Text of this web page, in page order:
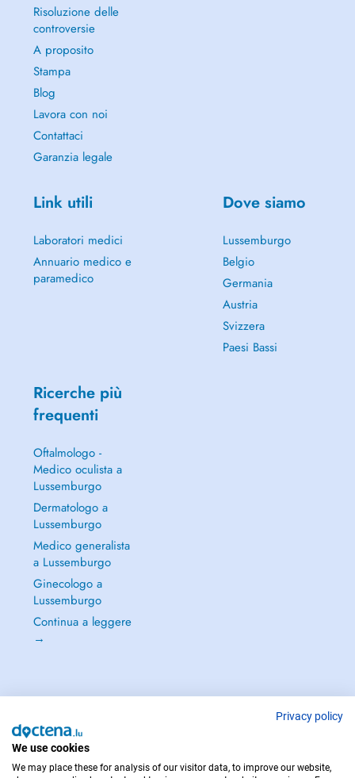
Risoluzione delle
controversie
A proposito
Stampa
Blog
Lavora con noi
Contattaci
Garanzia legale
Link utili
Laboratori medici
Annuario medico e
paramedico
Dove siamo
Lussemburgo
Belgio
Germania
Austria
Svizzera
Paesi Bassi
Ricerche più
frequenti
Oftalmologo -
Medico oculista a
Lussemburgo
Dermatologo a
Lussemburgo
Medico generalista
a Lussemburgo
Ginecologo a
Lussemburgo
Continua a leggere
→
Copyright © 2026 - DOCTENA S.A. 42, Rue de la Vallée, L-2661 Luxembourg
Privacy policy
We use cookies
We may place these for analysis of our visitor data, to improve our website,